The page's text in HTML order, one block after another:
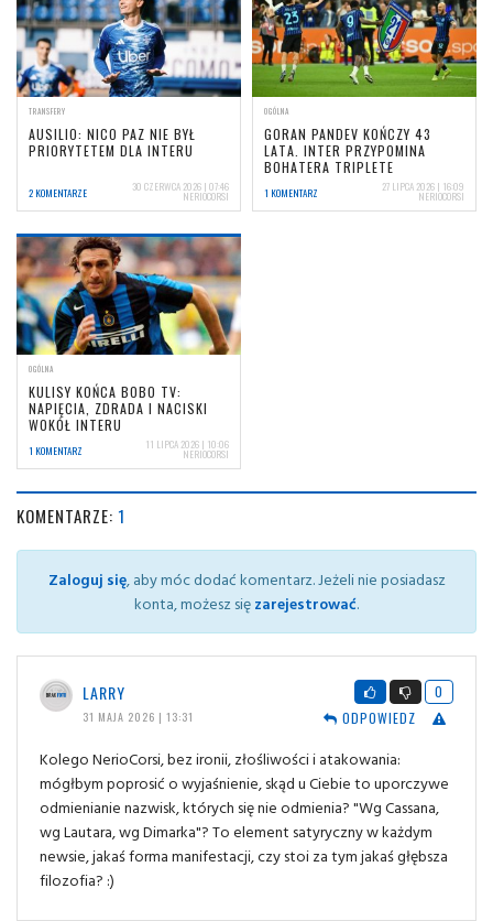
TRANSFERY
AUSILIO: NICO PAZ NIE BYŁ
PRIORYTETEM DLA INTERU
2 KOMENTARZE 30 CZERWCA 2026 | 07:46
NERIOCORSI
OGÓLNA
GORAN PANDEV KOŃCZY 43
LATA. INTER PRZYPOMINA
BOHATERA TRIPLETE
1 KOMENTARZ 27 LIPCA 2026 | 16:09
NERIOCORSI
OGÓLNA
KULISY KOŃCA BOBO TV:
NAPIĘCIA, ZDRADA I NACISKI
WOKÓŁ INTERU
1 KOMENTARZ 11 LIPCA 2026 | 10:06
NERIOCORSI
KOMENTARZE: 1
Zaloguj się, aby móc dodać komentarz. Jeżeli nie posiadasz
konta, możesz sięzarejestrować.
LARRY
31 MAJA 2026 | 13:31
0
ODPOWIEDZ
Kolego NerioCorsi, bez ironii, złośliwości i atakowania:
mógłbym poprosić o wyjaśnienie, skąd u Ciebie to uporczywe
odmienianie nazwisk, których się nie odmienia? "Wg Cassana,
wg Lautara, wg Dimarka"? To element satyryczny w każdym
newsie, jakaś forma manifestacji, czy stoi za tym jakaś głębsza
filozofia? :)